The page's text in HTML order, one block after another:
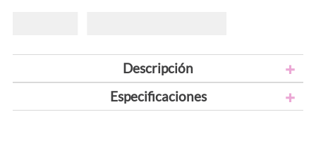
Descripción
Especificaciones